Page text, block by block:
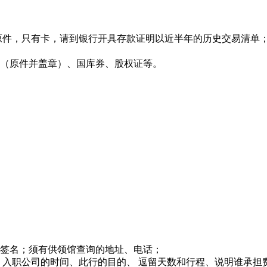
，只有卡，请到银行开具存款证明以近半年的历史交易清单
原件并盖章）、国库券、股权证等。
名；须有供领馆查询的地址、电话；
职公司的时间、此行的目的、 逗留天数和行程、说明谁承